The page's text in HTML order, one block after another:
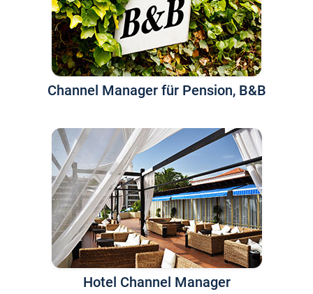
Channel Manager für Pension, B&B
Hotel Channel Manager